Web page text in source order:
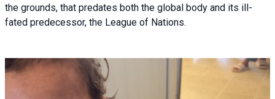
the grounds, that predates both the global body and its ill-
fated predecessor, the League of Nations.